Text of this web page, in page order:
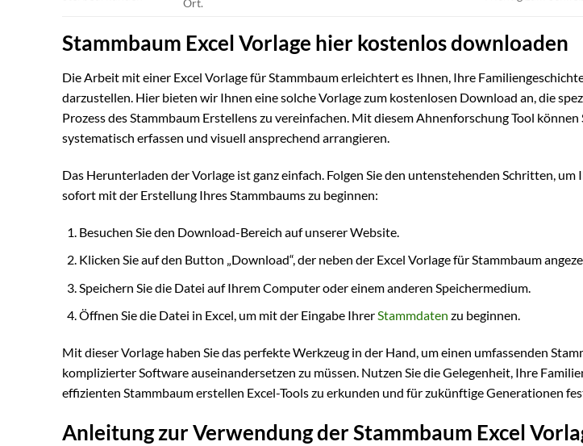
Ort.
Stammbaum Excel Vorlage hier kostenlos downloaden
Die Arbeit mit einer Excel Vorlage für Stammbaum erleichtert es Ihnen, Ihre
darzustellen. Hier bieten wir Ihnen eine solche Vorlage zum kostenlosen Download an, die
Prozess des Stammbaum Erstellens zu vereinfachen. Mit diesem Ahnenforschung Tool
systematisch erfassen und visuell ansprechend arrangieren.
Das Herunterladen der Vorlage ist ganz einfach. Folgen Sie den untenstehenden Schritten, um
sofort mit der Erstellung Ihres Stammbaums zu beginnen:
Besuchen Sie den Download-Bereich auf unserer Website.
Klicken Sie auf den Button „Download“, der neben der Excel Vorlage für Stammbaum
Speichern Sie die Datei auf Ihrem Computer oder einem anderen Speichermedium.
Öffnen Sie die Datei in Excel, um mit der Eingabe IhrerStammdaten zu beginnen.
Mit dieser Vorlage haben Sie das perfekte Werkzeug in der Hand, um einen umfassenden
komplizierter Software auseinandersetzen zu müssen. Nutzen Sie die Gelegenheit, Ihre
effizienten Stammbaum erstellen Excel-Tools zu erkunden und für zukünftige Generationen
Anleitung zur Verwendung der Stammbaum Excel